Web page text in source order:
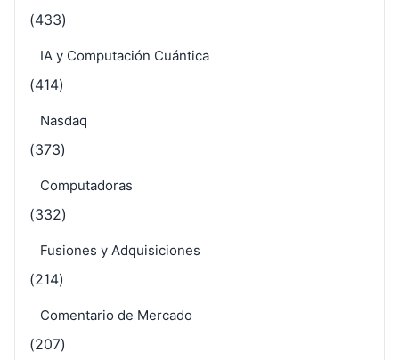
(433)
IA y Computación Cuántica
(414)
Nasdaq
(373)
Computadoras
(332)
Fusiones y Adquisiciones
(214)
Comentario de Mercado
(207)